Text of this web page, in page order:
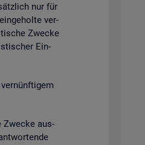
nur für
ver­
Zwe­cke
Ein­
Zwe­cke aus­